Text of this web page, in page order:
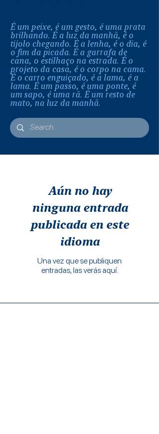
É um peixe, é um gesto, é uma prata
brilhando. É a luz da manhã, é o
tijolo chegando. É a lenha, é o dia, é
o fim da picada. É a garrafa de
cana, o estilhaço na estrada. É o
projeto da casa, é o corpo na cama.
É o carro enguiçado, é a lama, é a
lama. É um passo, é uma ponte, é
um sapo, é uma rã. É um resto de
mato, na luz da manhã.
Aún no hay
ninguna entrada
publicada en este
idioma
Una vez que se publiquen
entradas, las verás aquí.